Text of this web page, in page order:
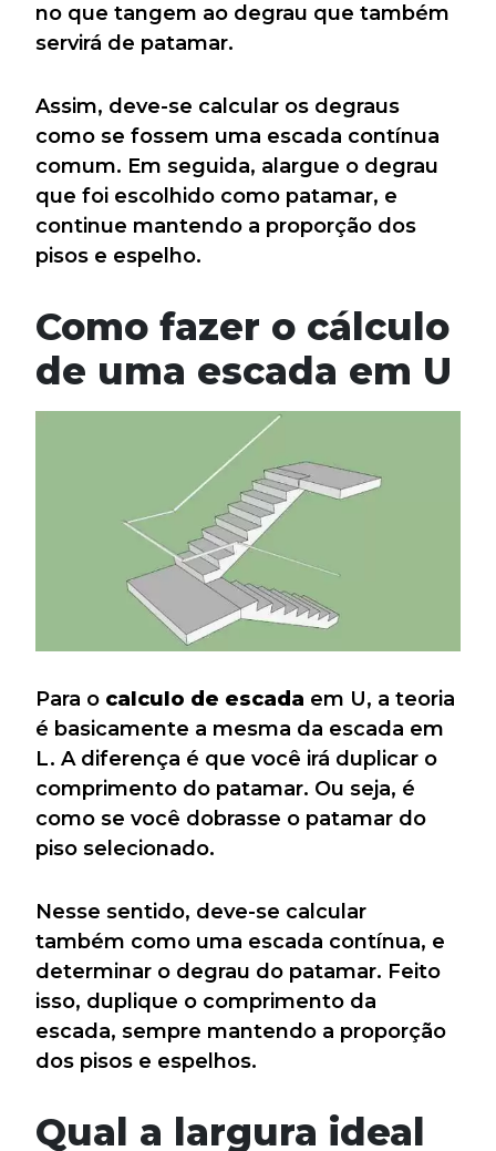
no que tangem ao degrau que também
servirá de patamar.
Assim, deve-se calcular os degraus
como se fossem uma escada contínua
comum. Em seguida, alargue o degrau
que foi escolhido como patamar, e
continue mantendo a proporção dos
pisos e espelho.
Como fazer o cálculo
de uma escada em U
Para o calculo de escada em U, a teoria
é basicamente a mesma da escada em
L. A diferença é que você irá duplicar o
comprimento do patamar. Ou seja, é
como se você dobrasse o patamar do
piso selecionado.
Nesse sentido, deve-se calcular
também como uma escada contínua, e
determinar o degrau do patamar. Feito
isso, duplique o comprimento da
escada, sempre mantendo a proporção
dos pisos e espelhos.
Qual a largura ideal